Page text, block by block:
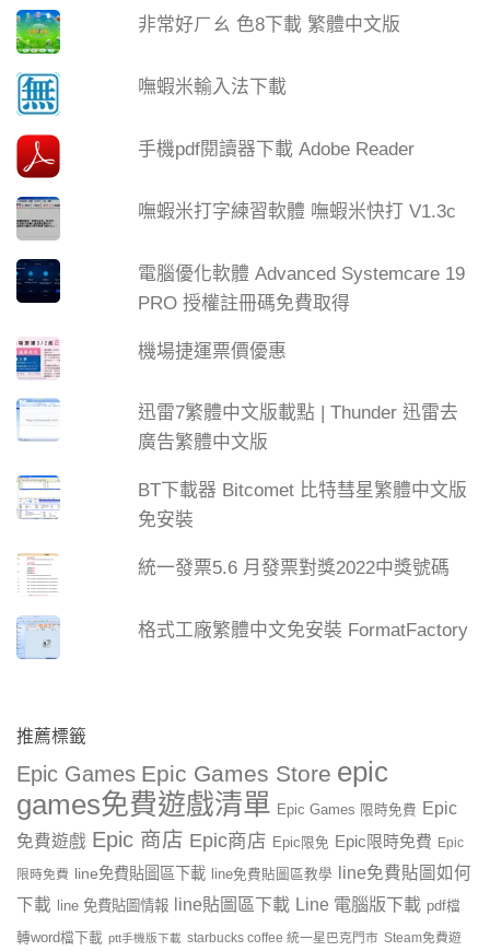
非常好ㄏㄠ 色8下載 繁體中文版
嘸蝦米輸入法下載
手機pdf閱讀器下載 Adobe Reader
嘸蝦米打字練習軟體 嘸蝦米快打 V1.3c
電腦優化軟體 Advanced Systemcare 19
PRO 授權註冊碼免費取得
機場捷運票價優惠
迅雷7繁體中文版載點 | Thunder 迅雷去
廣告繁體中文版
BT下載器 Bitcomet 比特彗星繁體中文版
免安裝
統一發票5.6 月發票對獎2022中獎號碼
格式工廠繁體中文免安裝 FormatFactory
推薦標籤
Epic Games Epic Games Store epic
games免費遊戲清單 Epic Games 限時免費 Epic
免費遊戲 Epic 商店 Epic商店 Epic限免 Epic限時免費 Epic
限時免費 line免費貼圖區下載 line免費貼圖區教學
line免費貼圖如何
下載
line 免費貼圖情報 line貼圖區下載 Line 電腦版下載 pdf檔
轉word檔下載 ptt手機版下載 starbucks coffee 統一星巴克門市 Steam免費遊